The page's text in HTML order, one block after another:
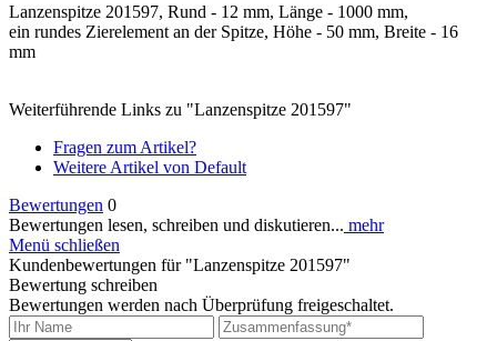
Lanzenspitze 201597, Rund - 12 mm, Länge - 1000 mm,
ein rundes Zierelement an der Spitze, Höhe - 50 mm, Breite - 16
mm
Weiterführende Links zu "Lanzenspitze 201597"
Fragen zum Artikel?
Weitere Artikel von Default
Bewertungen 0
Bewertungen lesen, schreiben und diskutieren... mehr
Menü schließen
Kundenbewertungen für "Lanzenspitze 201597"
Bewertung schreiben
Bewertungen werden nach Überprüfung freigeschaltet.